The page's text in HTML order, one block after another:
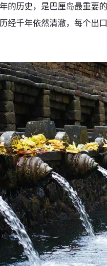
的历史，是巴厘岛最重要
经千年依然清澈，每个出